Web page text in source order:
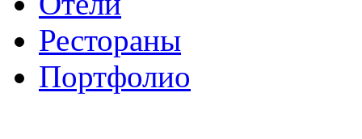
Рестораны
Портфолио